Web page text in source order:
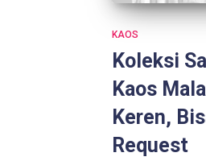
KAOS
Koleksi
Kaos
Keren,
Request